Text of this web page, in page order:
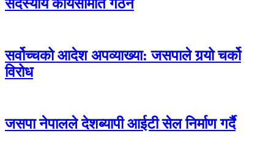
सदस्यीय कार्यसमिति गठन
सर्वोच्चको आदेश अपव्याख्या: जसपाले गर्‍यो चर्को
विरोध
जसपा नेपालले देशब्यापी आईटी सेल निर्माण गर्दै